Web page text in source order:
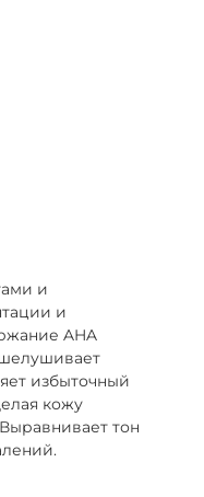
и
и
AHA
избыточный
кожу
тон